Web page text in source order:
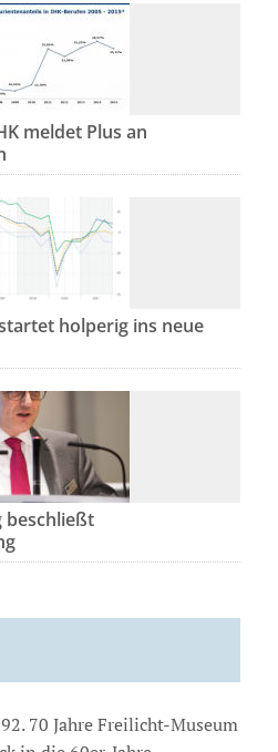
meldet Plus an
holperig ins neue
beschließt
70 Jahre Freilicht-Museum